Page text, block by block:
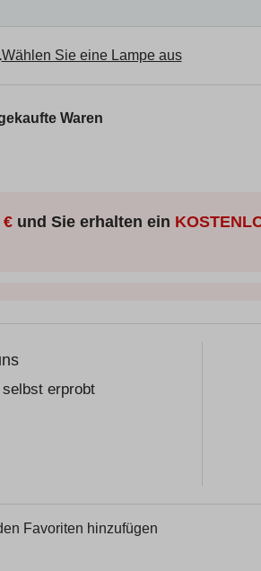
Wählen Sie eine Lampe aus
Waren
€ und Sie erhalten ein
erprobt
Favoriten hinzufügen